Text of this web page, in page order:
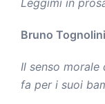
Bruno Tognolini
Il senso morale
fa per i suoi